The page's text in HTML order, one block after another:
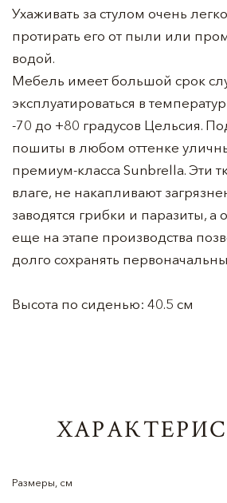
Ухаживать за стулом очень
протирать его от пыли или
водой.
Мебель имеет большой срок
эксплуатироваться в
-70 до +80 градусов Цельсия.
пошиты в любом оттенке
премиум-класса Sunbrella. Эти
влаге, не накапливают
заводятся грибки и паразиты, а
еще на этапе производства
долго сохранять
Высота по сиденью: 40.5 см
Размеры, см